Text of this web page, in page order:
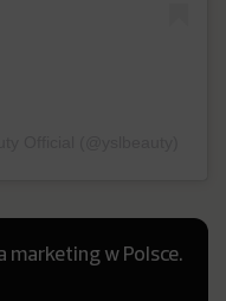
w Polsce.